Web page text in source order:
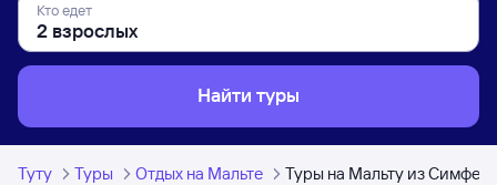
Кто едет
Найти туры
Туту Туры Отдых на Мальте Туры на Мальту из